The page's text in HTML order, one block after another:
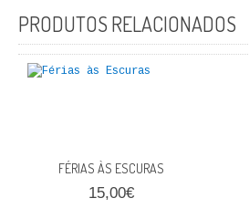
POESIA E TEATRO
REVISTA DEDALUS
PRODUTOS RELACIONADOS
FÉRIAS ÀS ESCURAS
15,00€